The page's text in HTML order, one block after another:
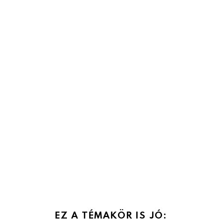
EZ A TÉMAKÖR IS JÓ: